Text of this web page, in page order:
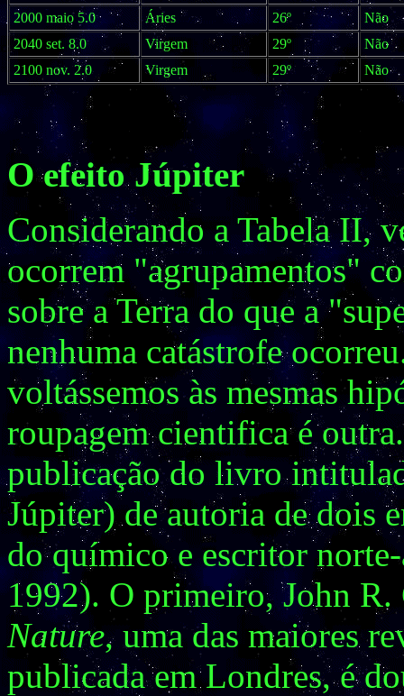
2000 maio 5.0
Áries 26º
Não
2040 set. 8.0
Virgem 29º
Não
2100 nov. 2.0
Virgem 29º Não
O efeito Júpiter
Considerando a Tabela II,
ocorrem "agrupamentos"
sobre a Terra do que a
nenhuma catástrofe
voltássemos às mesmas
roupagem cientifica é
publicação do livro
Júpiter) de autoria de dois
do químico e escritor
1992). O primeiro, John
Nature, uma das maiores
publicada em Londres, é